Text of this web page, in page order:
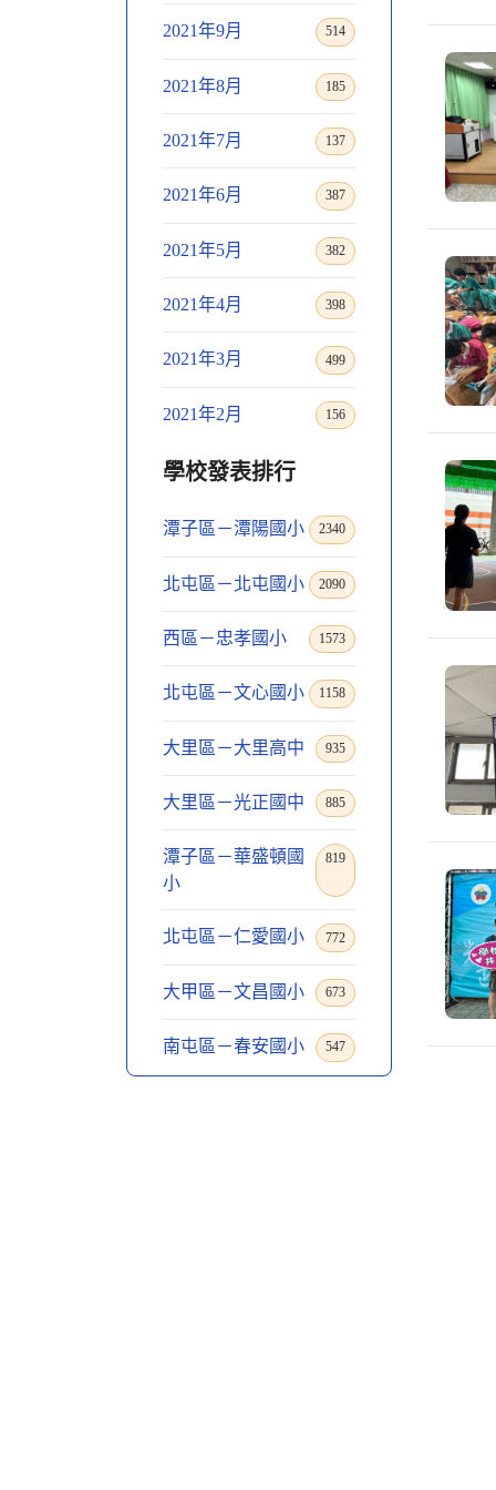
2021年9月 514
2021年8月 185
2021年7月 137
2021年6月 387
2021年5月 382
2021年4月 398
2021年3月 499
2021年2月 156
學校發表排行
潭子區－潭陽國小 2340
北屯區－北屯國小 2090
西區－忠孝國小 1573
北屯區－文心國小 1158
大里區－大里高中 935
大里區－光正國中 885
潭子區－華盛頓國
小
819
北屯區－仁愛國小 772
大甲區－文昌國小 673
南屯區－春安國小 547